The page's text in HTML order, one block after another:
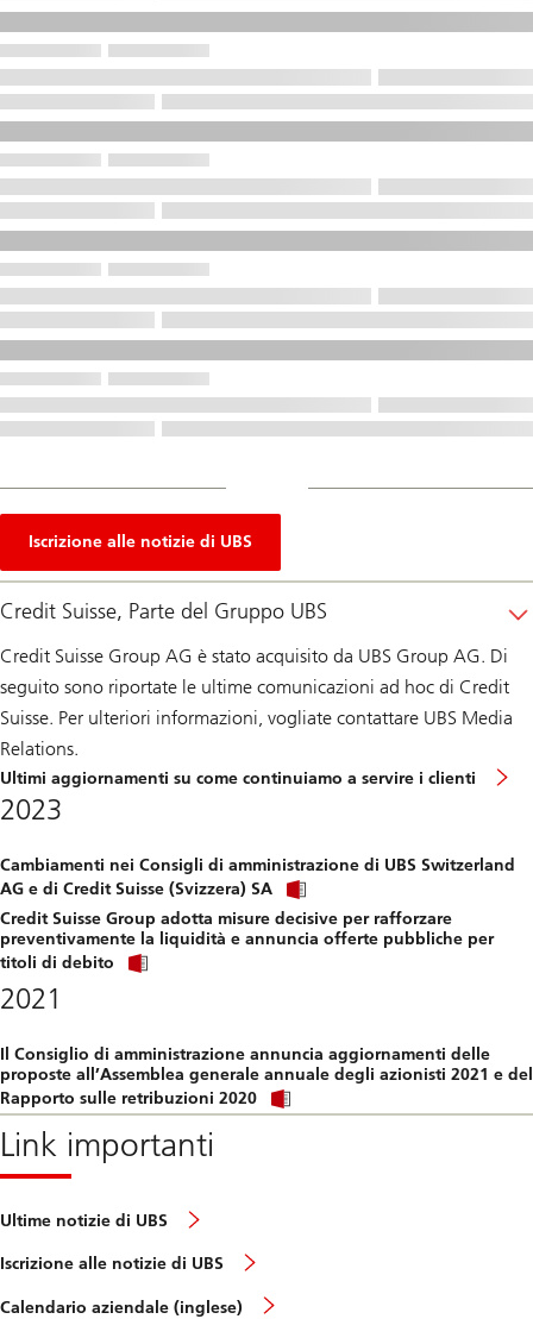
Iscrizione alle notizie di UBS
Credit Suisse, Parte del Gruppo UBS
Credit Suisse Group AG è stato acquisito da UBS Group AG. Di
seguito sono riportate le ultime comunicazioni ad hoc di Credit
Suisse. Per ulteriori informazioni, vogliate contattare UBS Media
Relations.
Ultimi aggiornamenti su come continuiamo a servire i clienti
2023
Cambiamenti nei Consigli di amministrazione di UBS Switzerland
AG e di Credit Suisse (Svizzera) SA
to
download
Credit Suisse Group adotta misure decisive per rafforzare
preventivamente la liquidità e annuncia offerte pubbliche per
titoli di debito
2021
Il Consiglio di amministrazione annuncia aggiornamenti delle
proposte all’Assemblea generale annuale degli azionisti 2021 e del
Rapporto sulle retribuzioni 2020
link
Link importanti
Ultime notizie di UBS
Iscrizione alle notizie di UBS
Calendario aziendale (inglese)